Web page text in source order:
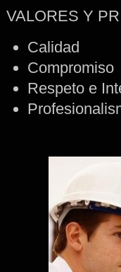
VALORES Y
Calidad
Compromiso
Respeto e